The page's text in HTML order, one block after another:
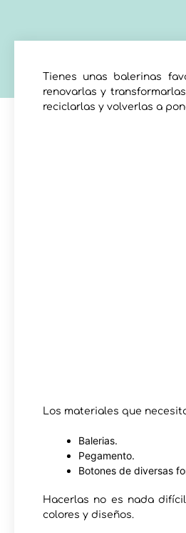
Tienes unas balerinas
renovarlas y
reciclarlas y volverlas a
Los materiales que
Balerias.
Pegamento.
Botones de diversas
Hacerlas no es nada
colores y diseños.